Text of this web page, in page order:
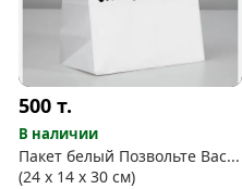
500т.
В наличии
Пакет белый Позвольте Вас...
(24 х 14 х 30 см)